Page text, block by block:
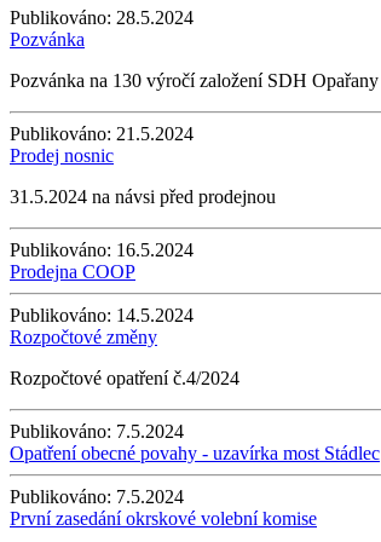
Publikováno: 28.5.2024
Pozvánka
Pozvánka na 130 výročí založení SDH Opařany
Publikováno: 21.5.2024
Prodej nosnic
31.5.2024 na návsi před prodejnou
Publikováno: 16.5.2024
Prodejna COOP
Publikováno: 14.5.2024
Rozpočtové změny
Rozpočtové opatření č.4/2024
Publikováno: 7.5.2024
Opatření obecné povahy - uzavírka most Stádlec
Publikováno: 7.5.2024
První zasedání okrskové volební komise